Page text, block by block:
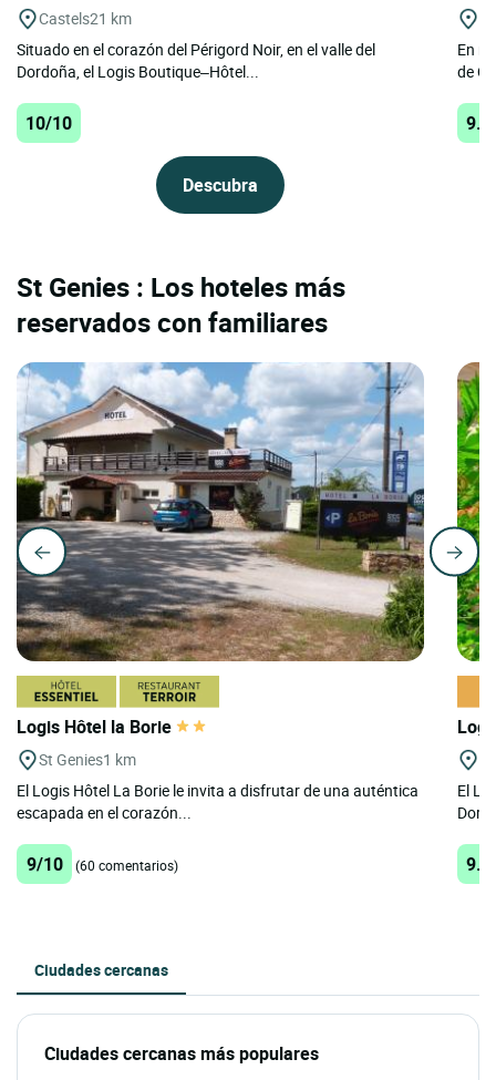
Castels21 km
Situado en el corazón del Périgord Noir, en el valle del
Dordoña, el Logis Boutique–Hôtel...
10/10
Descubra
En
de
St Genies : Los hoteles más
reservados con familiares
Logis Hôtel la Borie
St Genies1 km
El Logis Hôtel La Borie le invita a disfrutar de una auténtica
escapada en el corazón...
9/10 (60 comentarios)
El
Ciudades cercanas
Ciudades cercanas más populares